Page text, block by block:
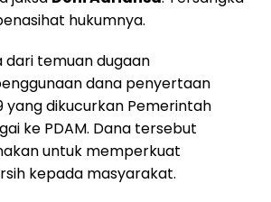
hukumnya.
dari temuan dugaan
dana penyertaan
yang dikucurkan Pemerintah
ke PDAM. Dana tersebut
untuk memperkuat
kepada masyarakat.